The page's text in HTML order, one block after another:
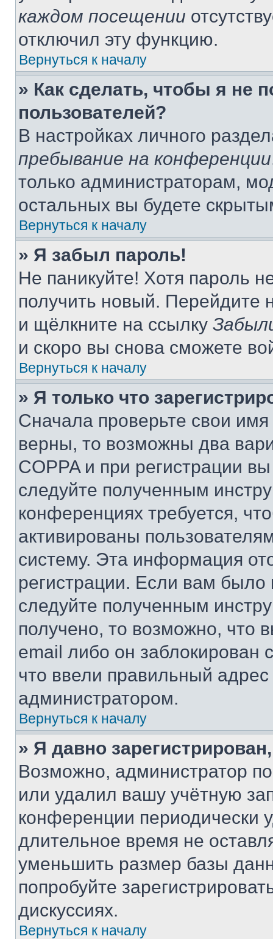
каждом посещении
отключил эту функцию.
Вернуться к началу
» Как сделать, чтобы я не
пользователей?
В настройках личного
пребывание на конференции
только администраторам,
остальных вы будете
Вернуться к началу
» Я забыл пароль!
Не паникуйте! Хотя пароль
получить новый. Перейдите
и щёлкните на ссылку
и скоро вы снова сможете
Вернуться к началу
» Я только что
Сначала проверьте свои
верны, то возможны два
COPPA и при регистрации
следуйте полученным
конференциях требуется,
активированы
систему. Эта информация
регистрации. Если вам
следуйте полученным
получено, то возможно, что
email либо он
что ввели правильный адрес
администратором.
Вернуться к началу
» Я давно
Возможно, администратор
или удалил вашу учётную
конференции периодически
длительное время не
уменьшить размер базы
попробуйте
дискуссиях.
Вернуться к началу